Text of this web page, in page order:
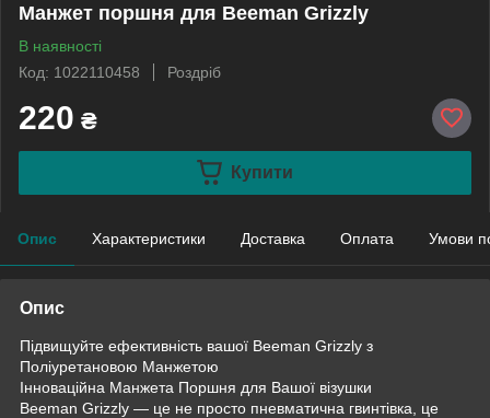
Манжет поршня для Beeman Grizzly
В наявності
Код: 1022110458
Роздріб
220 ₴
Купити
Опис Характеристики Доставка Оплата Умови
Опис
Підвищуйте ефективність вашої Beeman Grizzly з
Поліуретановою Манжетою
Інноваційна Манжета Поршня для Вашої візушки
Beeman Grizzly — це не просто пневматична гвинтівка, це